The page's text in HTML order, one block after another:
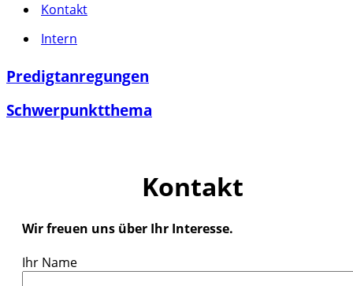
Kontakt
Intern
Predigtanregungen
Schwerpunktthema
Kontakt
Wir freuen uns über Ihr Interesse.
Ihr Name